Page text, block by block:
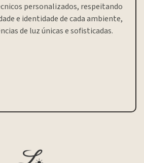
personalizados, respeitando
e identidade de cada ambiente,
de luz únicas e sofisticadas.